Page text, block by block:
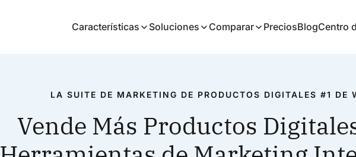
Características Soluciones Comparar PreciosBlogCentro
LA SUITE DE MARKETING DE PRODUCTOS DIGITALES #1 DE
Vende Más Productos